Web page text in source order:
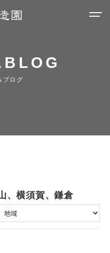
ブログ
、横須賀、鎌倉